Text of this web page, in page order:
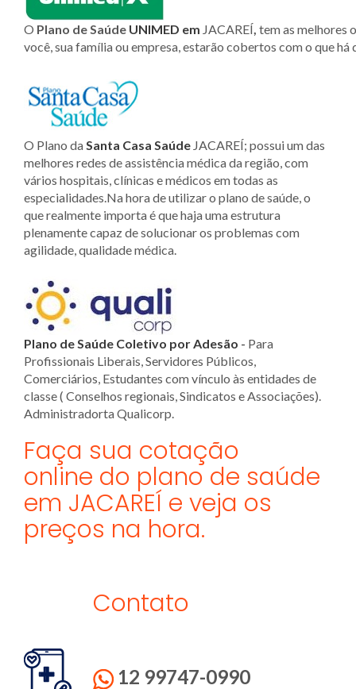
O Plano de Saúde UNIMED em JACAREÍ, tem as melhores
você, sua família ou empresa, estarão cobertos com o que
O Plano daSanta Casa Saúde JACAREÍ; possui um das
melhores redes de assistência médica da região, com
vários hospitais, clínicas e médicos em todas as
especialidades.Na hora de utilizar o plano de saúde, o
que realmente importa é que haja uma estrutura
plenamente capaz de solucionar os problemas com
agilidade, qualidade médica.
Plano de Saúde Coletivo por Adesão - Para
Profissionais Liberais, Servidores Públicos,
Comerciários, Estudantes com vínculo às entidades de
classe ( Conselhos regionais, Sindicatos e Associações).
Administradorta Qualicorp.
Faça sua cotação
online do plano de saúde
em JACAREÍ e veja os
preços na hora.
Contato
12 99747-0990